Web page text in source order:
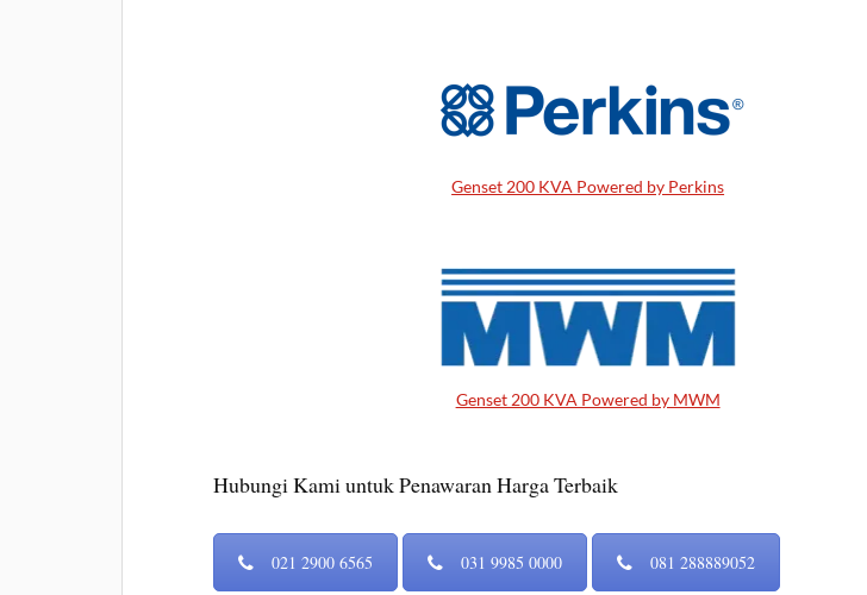
Genset 200 KVA Powered by Perkins
Genset 200 KVA Powered by MWM
Hubungi Kami untuk Penawaran Harga Terbaik
021 2900 6565 031 9985 0000 081 288889052